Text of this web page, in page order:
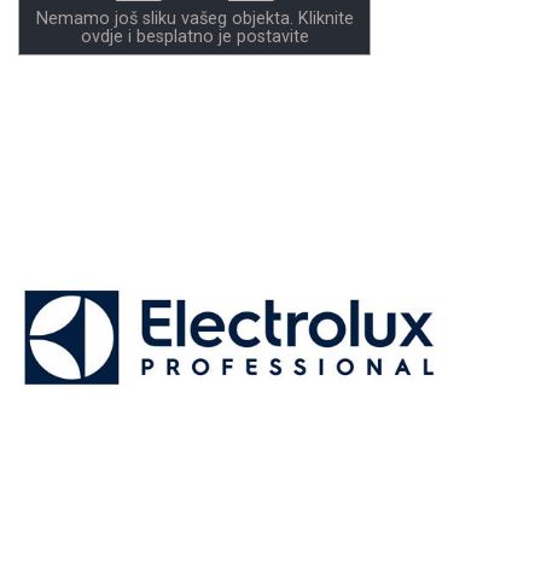
Nemamo još sliku vašeg objekta. Kliknite
ovdje i besplatno je postavite